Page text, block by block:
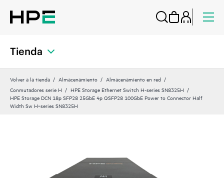
Tienda
Volver a la tienda Almacenamiento
Almacenamiento en red
Conmutadores serie H
HPE Storage Ethernet Switch H-series SN8325H
HPE Storage DCN 18p SFP28 25GbE 4p QSFP28 100GbE Power to Connector Half
Width Sw H‑series SN8325H